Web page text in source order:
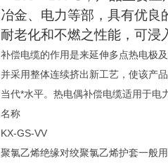
冶金、电力等部，具有优良
耐老化和不燃之性能，可浸
补偿电缆的作用是来延伸多点热电极
并采用整体连续挤出新工艺，使该产
当代*水平。热电偶补偿电缆适用于电
名称
KX-GS-VV
聚氯乙烯绝缘对绞聚氯乙烯护套一般